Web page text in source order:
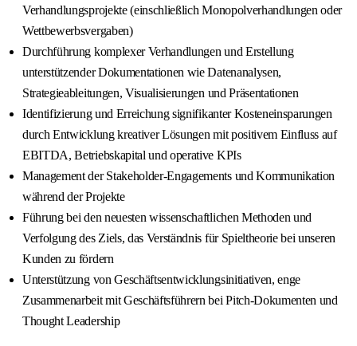
Verhandlungsprojekte (einschließlich Monopolverhandlungen oder
Wettbewerbsvergaben)
Durchführung komplexer Verhandlungen und Erstellung
unterstützender Dokumentationen wie Datenanalysen,
Strategieableitungen, Visualisierungen und Präsentationen
Identifizierung und Erreichung signifikanter Kosteneinsparungen
durch Entwicklung kreativer Lösungen mit positivem Einfluss auf
EBITDA, Betriebskapital und operative KPIs
Management der Stakeholder-Engagements und Kommunikation
während der Projekte
Führung bei den neuesten wissenschaftlichen Methoden und
Verfolgung des Ziels, das Verständnis für Spieltheorie bei unseren
Kunden zu fördern
Unterstützung von Geschäftsentwicklungsinitiativen, enge
Zusammenarbeit mit Geschäftsführern bei Pitch-Dokumenten und
Thought Leadership